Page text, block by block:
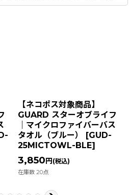
【ネコポス対象商品】
GUARD スターオブライフ
｜マイクロファイバーバス
タオル（ブルー）
[GUD-
25MICTOWL-BLE]
3,850円 (税込)
在庫数 20点